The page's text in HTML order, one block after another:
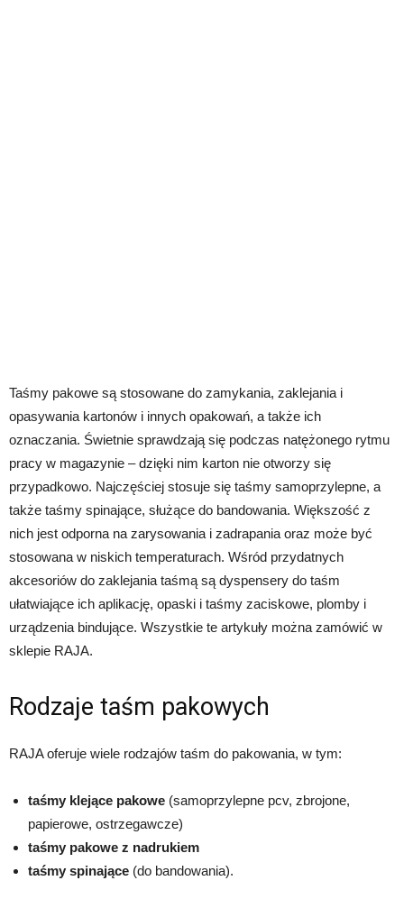
Taśmy pakowe są stosowane do zamykania, zaklejania i
opasywania kartonów i innych opakowań, a także ich
oznaczania. Świetnie sprawdzają się podczas natężonego rytmu
pracy w magazynie – dzięki nim karton nie otworzy się
przypadkowo. Najczęściej stosuje się taśmy samoprzylepne, a
także taśmy spinające, służące do bandowania. Większość z
nich jest odporna na zarysowania i zadrapania oraz może być
stosowana w niskich temperaturach. Wśród przydatnych
akcesoriów do zaklejania taśmą są dyspensery do taśm
ułatwiające ich aplikację, opaski i taśmy zaciskowe, plomby i
urządzenia bindujące. Wszystkie te artykuły można zamówić w
sklepie RAJA.
Rodzaje taśm pakowych
RAJA oferuje wiele rodzajów taśm do pakowania, w tym:
taśmy klejące pakowe (samoprzylepne pcv, zbrojone,
papierowe, ostrzegawcze)
taśmy pakowe z nadrukiem
taśmy spinające (do bandowania).